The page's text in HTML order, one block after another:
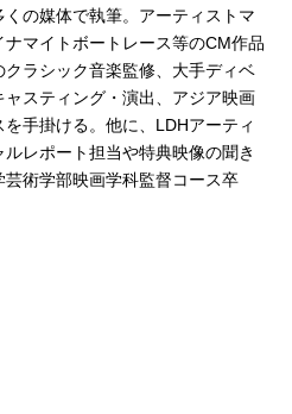
くの媒体で執筆。アーティストマ
ナマイトボートレース等のCM作品
クラシック音楽監修、大手ディベ
ャスティング・演出、アジア映画
手掛ける。他に、LDHアーティ
レポート担当や特典映像の聞き
芸術学部映画学科監督コース卒